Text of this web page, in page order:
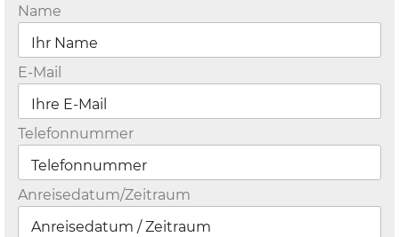
Name
E-Mail
Telefonnummer
Anreisedatum/Zeitraum